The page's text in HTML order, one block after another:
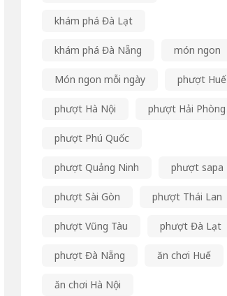
khám phá Đà Lạt
khám phá Đà Nẵng món ngon
Món ngon mỗi ngày phượt Huế
phượt Hà Nội phượt Hải Phòng
phượt Phú Quốc
phượt Quảng Ninh phượt sapa
phượt Sài Gòn phượt Thái Lan
phượt Vũng Tàu phượt Đà Lạt
phượt Đà Nẵng ăn chơi Huế
ăn chơi Hà Nội